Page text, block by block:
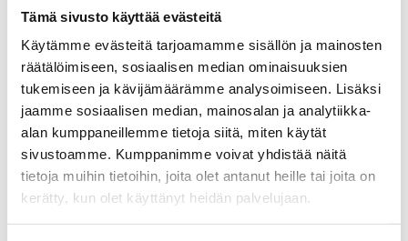
Tämä sivusto käyttää evästeitä
Käytämme evästeitä tarjoamamme sisällön ja mainosten
räätälöimiseen, sosiaalisen median ominaisuuksien
tukemiseen ja kävijämäärämme analysoimiseen. Lisäksi
jaamme sosiaalisen median, mainosalan ja analytiikka-
alan kumppaneillemme tietoja siitä, miten käytät
sivustoamme. Kumppanimme voivat yhdistää näitä
tietoja muihin tietoihin, joita olet antanut heille tai joita on
kerätty, kun olet käyttänyt heidän palvelujaan.
huomiota. Mahdollisuudet kotoutua Suomeen ja
ihminen voi psyykkisesti hyvin. Ehkäisevien palvelujen
käyttö myös vähentää muiden, kalliimpien palvelujen
tarvetta, Mäki-Opas sanoo.